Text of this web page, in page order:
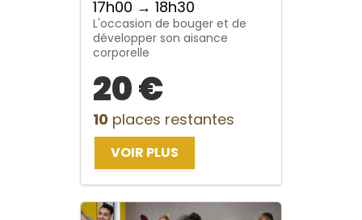
17h00 → 18h30
L'occasion de bouger et de
développer son aisance
corporelle
20 €
10 places restantes
VOIR PLUS